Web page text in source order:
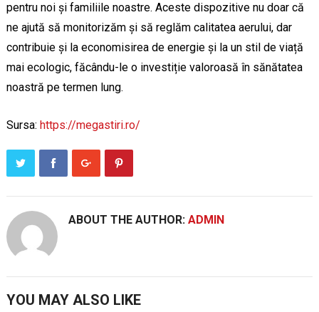
pentru noi și familiile noastre. Aceste dispozitive nu doar că
ne ajută să monitorizăm și să reglăm calitatea aerului, dar
contribuie și la economisirea de energie și la un stil de viață
mai ecologic, făcându-le o investiție valoroasă în sănătatea
noastră pe termen lung.
Sursa: https://megastiri.ro/
ABOUT THE AUTHOR: ADMIN
YOU MAY ALSO LIKE